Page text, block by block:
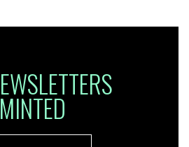
MINTED